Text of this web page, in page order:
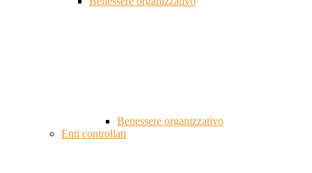
Benessere organizzativo
Enti controllati